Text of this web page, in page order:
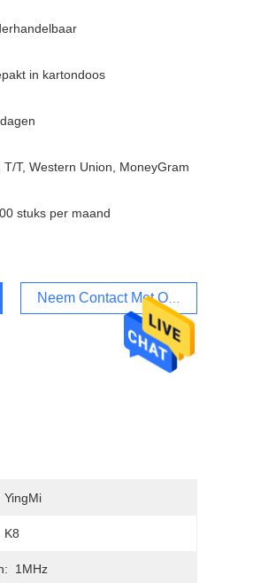
in kartondoos
T/T, Western Union, MoneyGram
stuks per maand
Neem Contact Met Ons Op
YingMi
K8
1MHz